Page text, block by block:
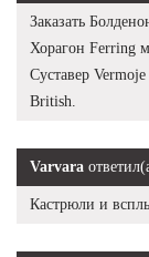
Заказать
Хорагон Ferring
Суставер
British.
Varvara
Кастрюли и